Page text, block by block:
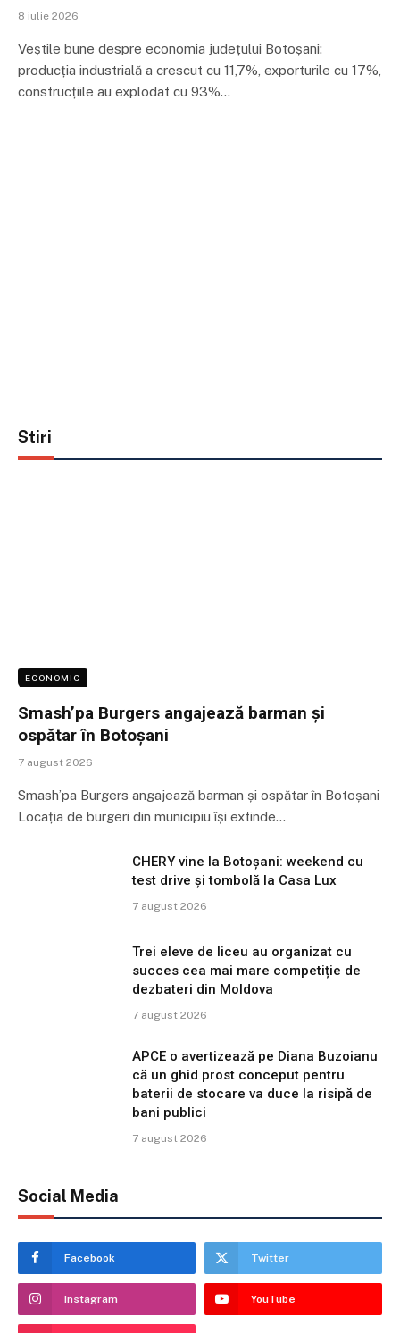
8 iulie 2026
Veștile bune despre economia județului Botoșani:
producția industrială a crescut cu 11,7%, exporturile cu 17%,
construcțiile au explodat cu 93%…
Stiri
ECONOMIC
Smash’pa Burgers angajează barman și
ospătar în Botoșani
7 august 2026
Smash’pa Burgers angajează barman și ospătar în Botoșani
Locația de burgeri din municipiu își extinde…
CHERY vine la Botoșani: weekend cu
test drive și tombolă la Casa Lux
7 august 2026
Trei eleve de liceu au organizat cu
succes cea mai mare competiție de
dezbateri din Moldova
7 august 2026
APCE o avertizează pe Diana Buzoianu
că un ghid prost conceput pentru
baterii de stocare va duce la risipă de
bani publici
7 august 2026
Social Media
Facebook Twitter
Instagram YouTube